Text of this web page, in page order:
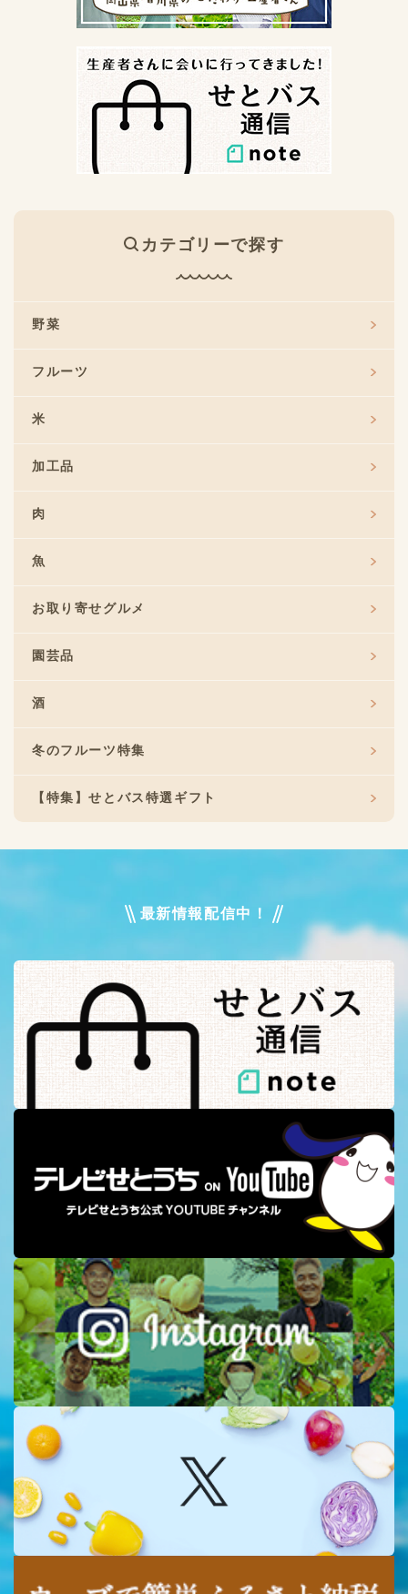
カテゴリーで探す
野菜
フルーツ
米
加工品
肉
魚
お取り寄せグルメ
園芸品
酒
冬のフルーツ特集
【特集】せとバス特選ギフト
最新情報配信中！